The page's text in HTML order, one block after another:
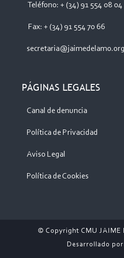
Teléfono: + (34) 91 554 08 04
Fax: + (34) 91 554 70 66
secretaria@jaimedelamo.org
PÁGINAS LEGALES
Canal de denuncia
Política de Privacidad
Aviso Legal
Política de Cookies
© Copyright CMU JAIME
Desarrollado